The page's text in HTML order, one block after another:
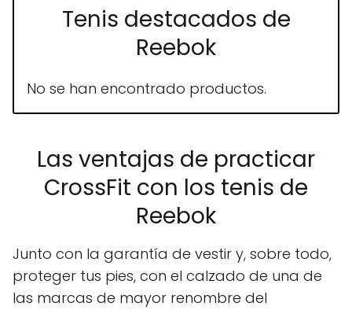
Tenis destacados de
Reebok
No se han encontrado productos.
Las ventajas de practicar
CrossFit con los tenis de
Reebok
Junto con la garantía de vestir y, sobre todo,
proteger tus pies, con el calzado de una de
las marcas de mayor renombre del